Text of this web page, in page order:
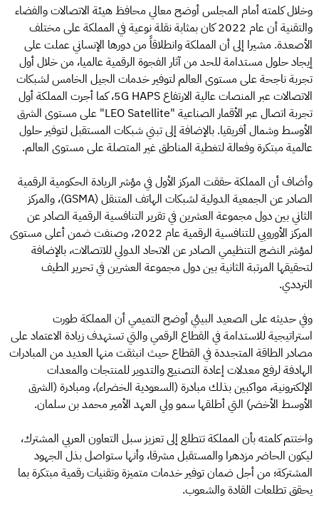
وخلال كلمته أمام المجلس أوضح معالي محافظ هيئة الاتصالات والفضاء
والتقنية أن عام 2022 كان بمثابة نقلة نوعية في المملكة على مختلف
الأصعدة. مشيرا إلى أن المملكة وانطلاقاً من دورها الإنساني عملت على
إيجاد حلول مستدامة للحد من آثار الفجوة الرقمية عالميا، من خلال أول
تجربة ناجحة على مستوى العالم لتوفير خدمات الجيل الخامس لشبكات
الاتصالات عبر المنصات عالية الارتفاع 5G HAPS، كما أجرت المملكة أول
تجربة اتصال عبر الأقمار الصناعية "LEO Satellite" على مستوى الشرق
الأوسط وشمال أفريقيا. بالإضافة إلى تبني شبكات المستقبل لتوفير حلول
عالمية مبتكرة وفعالة لتغطية المناطق غير المتصلة على مستوى العالم.
وأضاف أن المملكة حققت المركز الأول في مؤشر الريادة الحكومية الرقمية
الصادر عن الجمعية الدولية لشبكات الهاتف المتنقل (GSMA)، والمركز
الثاني بين دول مجموعة العشرين في تقرير التنافسية الرقمية الصادر عن
المركز الأوروبي للتنافسية الرقمية عام 2022، وصنفت ضمن أعلى مستوى
لمؤشر النضج التنظيمي الصادر عن الاتحاد الدولي للاتصالات، بالإضافة
لتحقيقها المرتبة الثانية بين دول مجموعة العشرين في تحرير الطيف
الترددي.
وفي حديثه على الصعيد البيئي أوضح التميمي أن المملكة طورت
استراتيجية للاستدامة في القطاع الرقمي والتي تستهدف زيادة الاعتماد على
مصادر الطاقة المتجددة في القطاع حيث انبثقت منها العديد من المبادرات
الهادفة لرفع معدلات إعادة التصنيع والتدوير للمنتجات والمعدات
الإلكترونية، مواكبين بذلك مبادرة (السعودية الخضراء)، ومبادرة (الشرق
الأوسط الأخضر) التي أطلقها سمو ولي العهد الأمير محمد بن سلمان.
واختتم كلمته بأن المملكة تتطلع إلى تعزيز سبل التعاون العربي المشترك،
ليكون الحاضر مزدهرا والمستقبل مشرقا، وأنها ستواصل بذل الجهود
المشتركة؛ من أجل ضمان توفير خدمات متميزة وتقنيات رقمية مبتكرة بما
يحقق تطلعات القادة والشعوب.